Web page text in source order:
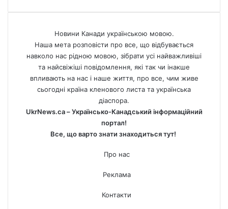
Новини Канади українською мовою.
Наша мета розповісти про все, що відбувається
навколо нас рідною мовою, зібрати усі найважливіші
та найсвіжіші повідомлення, які так чи інакше
впливають на нас і наше життя, про все, чим живе
сьогодні країна кленового листа та українська
діаспора.
UkrNews.ca – Українсько-Канадський інформаційний
портал!
Все, що варто знати знаходиться тут!
Про нас
Реклама
Контакти